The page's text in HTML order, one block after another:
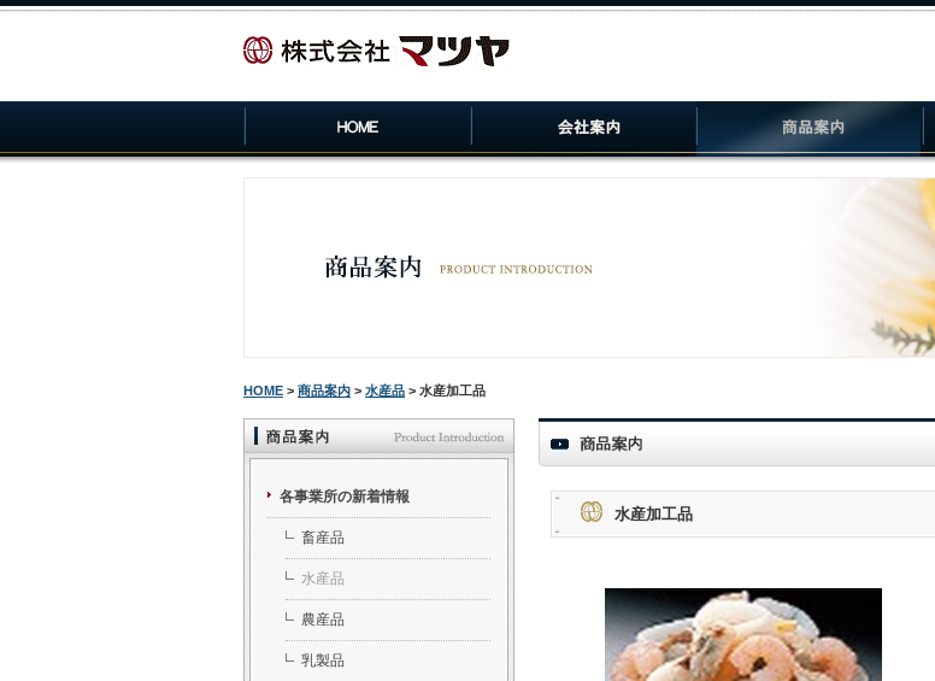
HOME > 商品案内 > 水産品 > 水産加工品
水産加工品
各事業所の新着情報
畜産品
水産品
農産品
乳製品